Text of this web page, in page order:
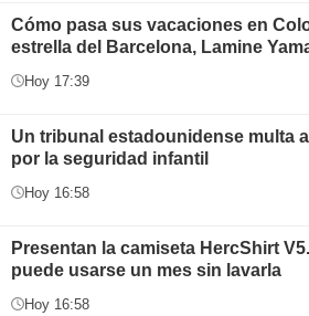
Cómo pasa sus vacaciones en
estrella del Barcelona, Lamine
Hoy 17:39
Un tribunal estadounidense multa
por la seguridad infantil
Hoy 16:58
Presentan la camiseta HercShirt
puede usarse un mes sin lavarla
Hoy 16:58